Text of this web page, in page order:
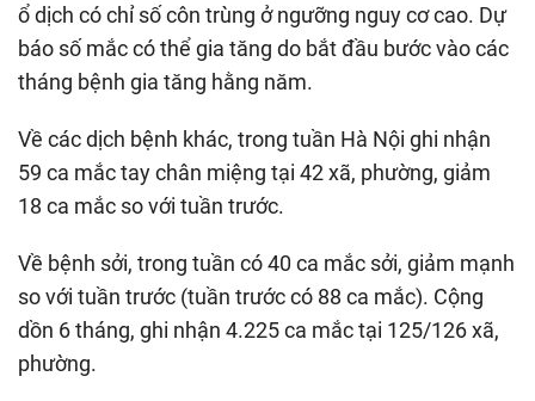
ổ dịch có chỉ số côn trùng ở ngưỡng nguy cơ cao. Dự
báo số mắc có thể gia tăng do bắt đầu bước vào các
tháng bệnh gia tăng hằng năm.
Về các dịch bệnh khác, trong tuần Hà Nội ghi nhận
59 ca mắc tay chân miệng tại 42 xã, phường, giảm
18 ca mắc so với tuần trước.
Về bệnh sởi, trong tuần có 40 ca mắc sởi, giảm mạnh
so với tuần trước (tuần trước có 88 ca mắc). Cộng
dồn 6 tháng, ghi nhận 4.225 ca mắc tại 125/126 xã,
phường.